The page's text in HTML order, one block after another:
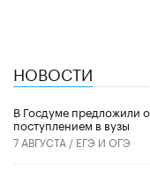
НОВОСТИ
В Госдуме предложили
поступлением в вузы
7 АВГУСТА / ЕГЭ И ОГЭ